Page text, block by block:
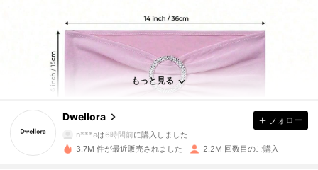
もっと見る
Dwellora
4.87 92K フォロワー
92K フォロワー
4.87
92K フォロワー
n***aは6時間前に購入しました
フォロー
3.7M 件が最近販売されました 2.2M 回数目のご購入